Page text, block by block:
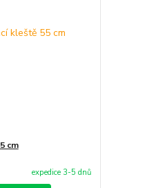
cm
expedice 3-5 dnů